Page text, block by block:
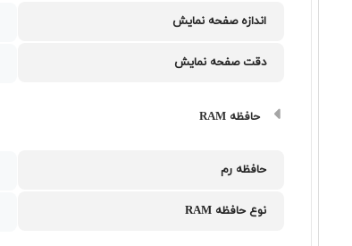
اندازه صفحه نمایش
دقت صفحه نمایش
حافظه RAM
حافظه رم
نوع حافظه RAM